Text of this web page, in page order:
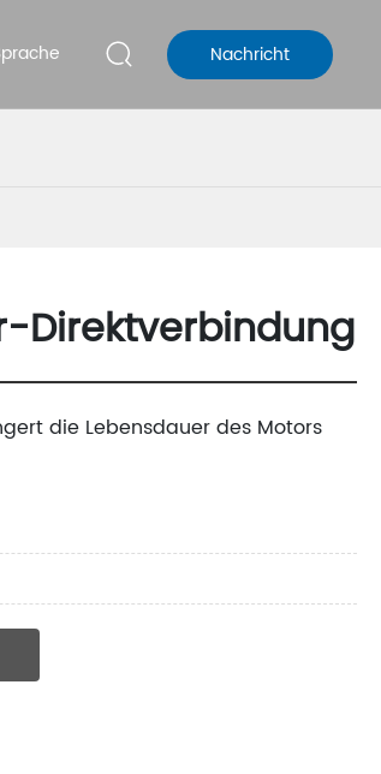
Nachricht
Direktverbindung
die Lebensdauer des Motors